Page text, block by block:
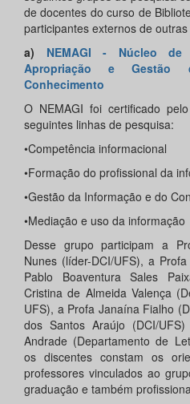
de docentes do curso de
participantes externos de
a) NEMAGI - Núcleo de
Apropriação e
Conhecimento
O NEMAGI foi certificado
seguintes linhas de pesquisa:
•Competência informacional
•Formação do profissional da
•Gestão da Informação e do
•Mediação e uso da informação
Desse grupo participam a
Nunes (líder-DCI/UFS), a
Pablo Boaventura Sales
Cristina de Almeida Valença
UFS), a Profa Janaína Fialho
dos Santos Araújo (DCI/
Andrade (Departamento de
os discentes constam os
professores vinculados ao
graduação e também